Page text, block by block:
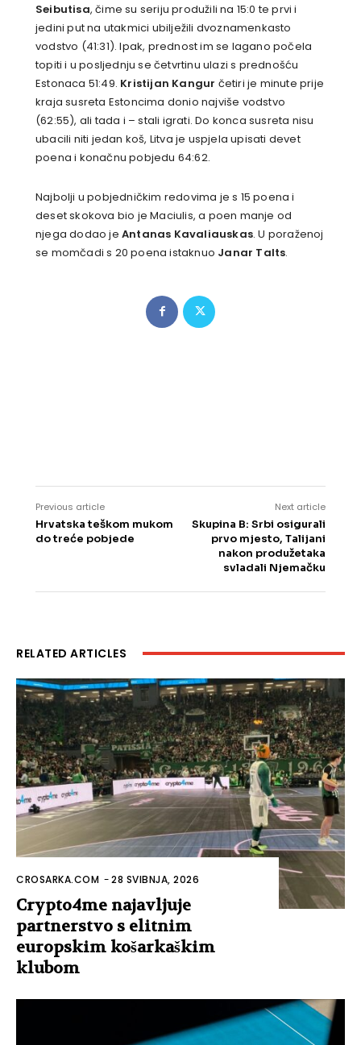
Seibutisa, čime su seriju produžili na 15:0 te prvi i
jedini put na utakmici ubilježili dvoznamenkasto
vodstvo (41:31). Ipak, prednost im se lagano počela
topiti i u posljednju se četvrtinu ulazi s prednošću
Estonaca 51:49. Kristijan Kangur četiri je minute prije
kraja susreta Estoncima donio najviše vodstvo
(62:55), ali tada i – stali igrati. Do konca susreta nisu
ubacili niti jedan koš, Litva je uspjela upisati devet
poena i konačnu pobjedu 64:62.
Najbolji u pobjedničkim redovima je s 15 poena i
deset skokova bio je Maciulis, a poen manje od
njega dodao je Antanas Kavaliauskas. U poraženoj
se momčadi s 20 poena istaknuo Janar Talts.
Previous article
Hrvatska teškom mukom
do treće pobjede
Next article
Skupina B: Srbi osigurali
prvo mjesto, Talijani
nakon produžetaka
svladali Njemačku
RELATED ARTICLES
CROSARKA.COM -28 SVIBNJA, 2026
Crypto4me najavljuje
partnerstvo s elitnim
europskim košarkaškim
klubom